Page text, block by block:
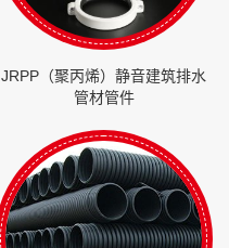
JRPP（聚丙烯）静音建筑排水
管材管件